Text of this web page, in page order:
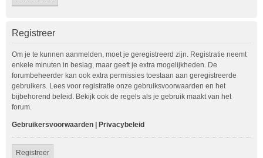
Registreer
Om je te kunnen aanmelden, moet je geregistreerd zijn. Registratie neemt
enkele minuten in beslag, maar geeft je extra mogelijkheden. De
forumbeheerder kan ook extra permissies toestaan aan geregistreerde
gebruikers. Lees voor registratie onze gebruiksvoorwaarden en het
bijbehorend beleid. Bekijk ook de regels als je gebruik maakt van het
forum.
Gebruikersvoorwaarden Privacybeleid
Registreer